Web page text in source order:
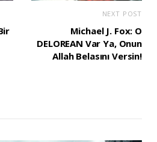
NEXT POST
Michael J. Fox: O
DELOREAN Var Ya, Onun
Allah Belasını Versin!